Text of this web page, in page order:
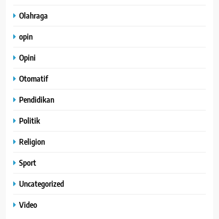
Olahraga
opin
Opini
Otomatif
Pendidikan
Politik
Religion
Sport
Uncategorized
Video